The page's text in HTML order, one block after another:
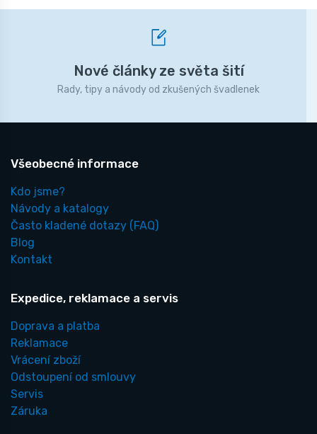
Nové články ze světa šití
Rady, tipy a návody od zkušených švadlenek
Všeobecné informace
Kdo jsme?
Návody a katalogy
Často kladené dotazy (FAQ)
Blog
Kontakt
Expedice, reklamace a servis
Doprava a platba
Reklamace
Vrácení zboží
Odstoupení od smlouvy
Servis
Záruka